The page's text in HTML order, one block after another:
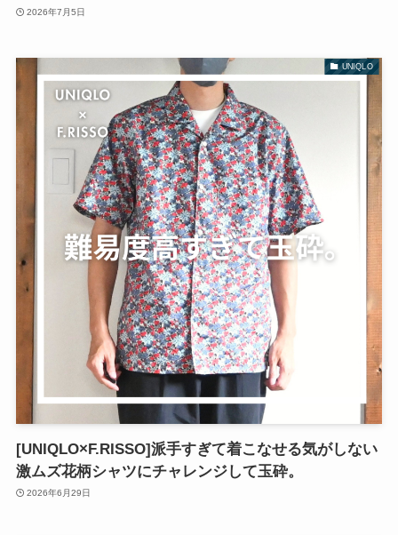
2026年7月5日
UNIQLO
[UNIQLO×F.RISSO]派手すぎて着こなせる気がしない
激ムズ花柄シャツにチャレンジして玉砕。
2026年6月29日